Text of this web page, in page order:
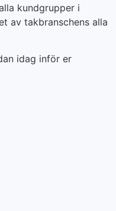
kundgrupper i
av takbranschens alla
idag inför er